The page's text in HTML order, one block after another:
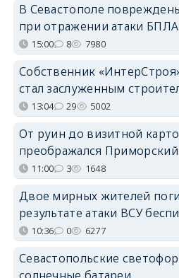
В Севастополе
при отражении атаки БПЛА
15:00 8 7980
Собственник
стал заслуженным
13:04 29 5002
От руин до визитной
преображался Приморский
11:00 3 1648
Двое мирных жителей
результате атаки ВСУ
10:36 0 6277
Севастопольские